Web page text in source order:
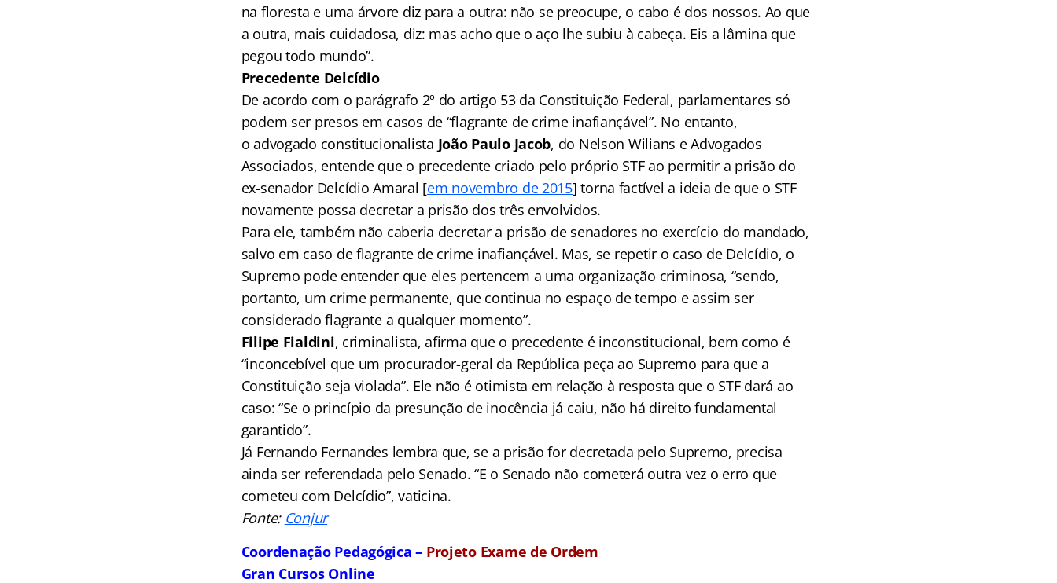
na floresta e uma árvore diz para a outra: não se preocupe, o cabo é dos nossos. Ao que
a outra, mais cuidadosa, diz: mas acho que o aço lhe subiu à cabeça. Eis a lâmina que
pegou todo mundo”.
Precedente Delcídio
De acordo com o parágrafo 2º do artigo 53 da Constituição Federal, parlamentares só
podem ser presos em casos de “flagrante de crime inafiançável”. No entanto,
o advogado constitucionalista João Paulo Jacob, do Nelson Wilians e Advogados
Associados, entende que o precedente criado pelo próprio STF ao permitir a prisão do
ex-senador Delcídio Amaral [em novembro de 2015] torna factível a ideia de que o STF
novamente possa decretar a prisão dos três envolvidos.
Para ele, também não caberia decretar a prisão de senadores no exercício do mandado,
salvo em caso de flagrante de crime inafiançável. Mas, se repetir o caso de Delcídio, o
Supremo pode entender que eles pertencem a uma organização criminosa, “sendo,
portanto, um crime permanente, que continua no espaço de tempo e assim ser
considerado flagrante a qualquer momento”.
Filipe Fialdini, criminalista, afirma que o precedente é inconstitucional, bem como é
“inconcebível que um procurador-geral da República peça ao Supremo para que a
Constituição seja violada”. Ele não é otimista em relação à resposta que o STF dará ao
caso: “Se o princípio da presunção de inocência já caiu, não há direito fundamental
garantido”.
Já Fernando Fernandes lembra que, se a prisão for decretada pelo Supremo, precisa
ainda ser referendada pelo Senado. “E o Senado não cometerá outra vez o erro que
cometeu com Delcídio”, vaticina.
Fonte: Conjur
Coordenação Pedagógica – Projeto Exame de Ordem
Gran Cursos Online